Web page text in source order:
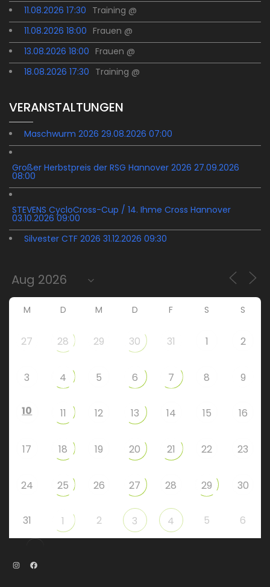
11.08.2026 17:30 Training @
11.08.2026 18:00 Frauen @
13.08.2026 18:00 Frauen @
18.08.2026 17:30 Training @
VERANSTALTUNGEN
Maschwurm 2026 29.08.2026 07:00
Großer Herbstpreis der RSG Hannover 2026 27.09.2026
08:00
STEVENS CycloCross-Cup / 14. Ihme Cross Hannover
03.10.2026 09:00
Silvester CTF 2026 31.12.2026 09:30
M D M D F S S
27 28 29 30 31 1 2
3 4 5 6 7 8 9
10 11 12 13 14 15 16
17 18 19 20 21 22 23
24 25 26 27 28 29 30
31 1 2 3 4 5 6